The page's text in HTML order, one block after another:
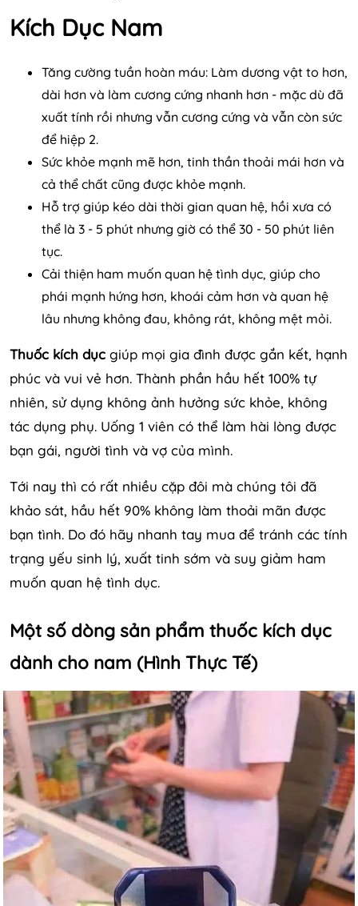
Kích Dục Nam
Tăng cường tuần hoàn máu: Làm dương vật to hơn,
dài hơn và làm cương cứng nhanh hơn - mặc dù đã
xuất tính rồi nhưng vẫn cương cứng và vẫn còn sức
để hiệp 2.
Sức khỏe mạnh mẽ hơn, tinh thần thoải mái hơn và
cả thể chất cũng được khỏe mạnh.
Hỗ trợ giúp kéo dài thời gian quan hệ, hồi xưa có
thể là 3 - 5 phút nhưng giờ có thể 30 - 50 phút liên
tục.
Cải thiện ham muốn quan hệ tình dục, giúp cho
phái mạnh hứng hơn, khoái cảm hơn và quan hệ
lâu nhưng không đau, không rát, không mệt mỏi.
Thuốc kích dục giúp mọi gia đình được gắn kết, hạnh
phúc và vui vẻ hơn. Thành phần hầu hết 100% tự
nhiên, sử dụng không ảnh hưởng sức khỏe, không
tác dụng phụ. Uống 1 viên có thể làm hài lòng được
bạn gái, người tình và vợ của mình.
Tới nay thì có rất nhiều cặp đôi mà chúng tôi đã
khảo sát, hầu hết 90% không làm thoải mãn được
bạn tình. Do đó hãy nhanh tay mua để tránh các tính
trạng yếu sinh lý, xuất tinh sớm và suy giảm ham
muốn quan hệ tình dục.
Một số dòng sản phẩm thuốc kích dục
dành cho nam (Hình Thực Tế)